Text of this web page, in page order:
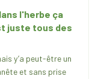
l'herbe ça
juste tous des
y’a peut-être un
et sans prise